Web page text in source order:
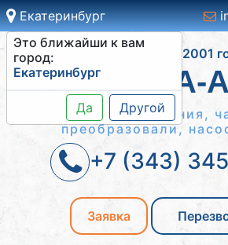
Екатеринбург
Это ближайши к вам
город:
Екатеринбург
Да Другой
Работаем с 2001
СИСТЕМА-
Шкафы управления,
преобразовали,
+7 (343)
Заявка